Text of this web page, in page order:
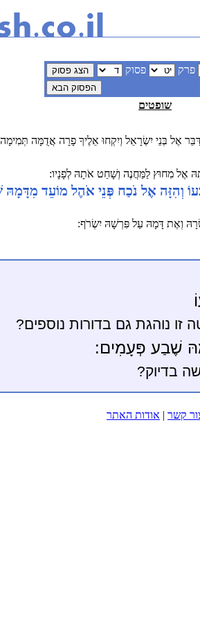
פרק פסוק
שופטים
אֶל בְּנֵי יִשְׂרָאֵל וְיִקְחוּ אֵלֶיךָ פָרָה אֲדֻמָּה
אֶל מִחוּץ לַמַּחֲנֶה וְשָׁחַט אֹתָהּ לְפָנָיו:
וְהִזָּה אֶל נֹכַח פְּנֵי אֹהֶל מוֹעֵד
וְאֶת דָּמָהּ עַל פִּרְשָׁהּ יִשְׂרֹף:
זו נוהגת גם בדורות נוספים?
שֶׁבַע פְּעָמִים:
בדיוק?
קשר | אודות האתר